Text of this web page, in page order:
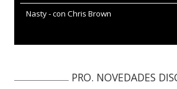
Nasty - con Chris Brown
PRO. NOVEDADES